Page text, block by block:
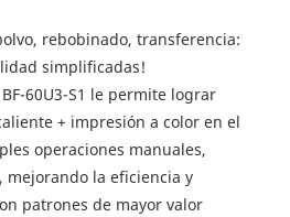
rebobinado, transferencia:
simplificadas!
60U3-S1 le permite lograr
+ impresión a color en el
operaciones manuales,
la eficiencia y
patrones de mayor valor